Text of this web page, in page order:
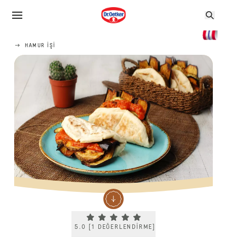
HAMUR IŞI
Current rating 5.0. Click to rate.
5.0 [1 DEĞERLENDIRME